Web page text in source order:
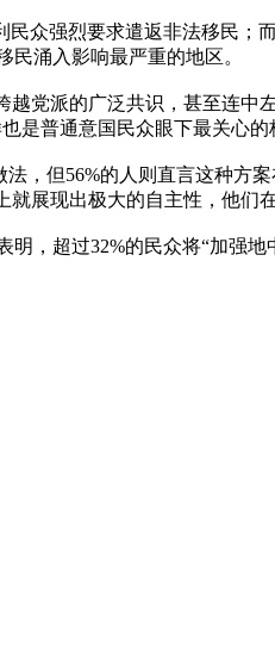
众强烈要求遣返非法移民；
涌入影响最严重的地区。
党派的广泛共识，甚至连
是普通意国民众眼下最关心的
，但56%的人则直言这种方
就展现出极大的自主性，他们
，超过32%的民众将“加强